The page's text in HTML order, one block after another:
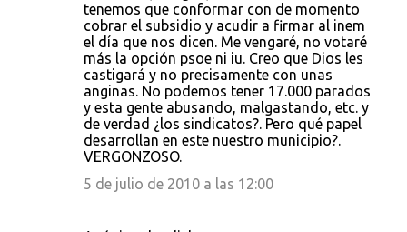
tenemos que conformar con de momento
cobrar el subsidio y acudir a firmar al inem
el día que nos dicen. Me vengaré, no votaré
más la opción psoe ni iu. Creo que Dios les
castigará y no precisamente con unas
anginas. No podemos tener 17.000 parados
y esta gente abusando, malgastando, etc. y
de verdad ¿los sindicatos?. Pero qué papel
desarrollan en este nuestro municipio?.
VERGONZOSO.
5 de julio de 2010 a las 12:00